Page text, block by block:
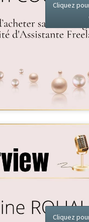
Cliquez
Cliquez